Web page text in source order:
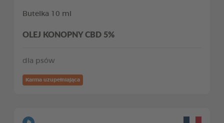
Butelka 10 ml
OLEJ KONOPNY CBD 5%
dla psów
Karma uzupełniająca